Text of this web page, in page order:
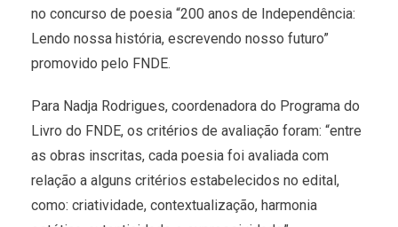
no concurso de poesia “200 anos de Independência:
Lendo nossa história, escrevendo nosso futuro”
promovido pelo FNDE.
Para Nadja Rodrigues, coordenadora do Programa do
Livro do FNDE, os critérios de avaliação foram: “entre
as obras inscritas, cada poesia foi avaliada com
relação a alguns critérios estabelecidos no edital,
como: criatividade, contextualização, harmonia